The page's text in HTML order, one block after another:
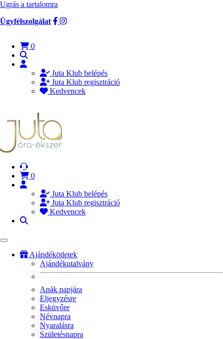
Ugrás a tartalomra
Ügyfélszolgálat
0
Juta Klub belépés
Juta Klub regisztráció
Kedvencek
0
Juta Klub belépés
Juta Klub regisztráció
Kedvencek
Ajándékötletek
Ajándékutalvány
Apák napjára
Eljegyzésre
Esküvőre
Névnapra
Nyaralásra
Születésnapra